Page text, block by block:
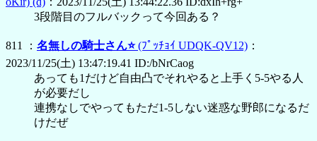
3段階目のフルバックって今回ある？
811 ： 名無しの騎士さん⭐(ﾌﾟｯﾁｮｲ UDQK-QV12) ：
2023/11/25(土) 13:47:19.41 ID:/bNrCaog
あっても1だけど自由凸でそれやると上手く5-5やる人
が必要だし
連携なしでやってもただ1-5しない迷惑な野郎になるだ
けだぜ